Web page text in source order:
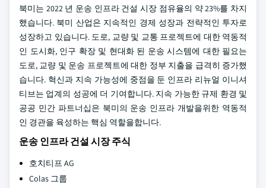
북미는 2022 년 운송 인프라 건설 시장 점유율의 약 23%를 차지
했습니다. 북미 산업은 지속적인 경제 성장과 전략적인 투자로
성장하고 있습니다. 도로, 교량 및 교통 프로젝트에 대한 역동적
인 도시화, 인구 확장 및 현대화 된 운송 시스템에 대한 필요는
도로, 교량 및 운송 프로젝트에 대한 정부 지출을 급격히 증가했
습니다. 혁신과 지속 가능성에 중점을 둔 인프라 리뉴얼 이니셔
티브는 업계의 성공에 더 기여합니다. 지속 가능한 규제 환경 및
공공 민간 파트너십은 북미의 운송 인프라 개발을위한 역동적
인 경관을 육성하는 핵심 역할을합니다.
운송 인프라 건설 시장 주식
호치티프 AG
Colas 그룹